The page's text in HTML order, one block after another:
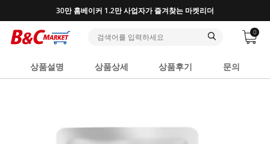
반포, 홍대, 성수 플래그십 매장, 7천 가지 상품 보유
0
상품설명 상품상세 상품후기 문의